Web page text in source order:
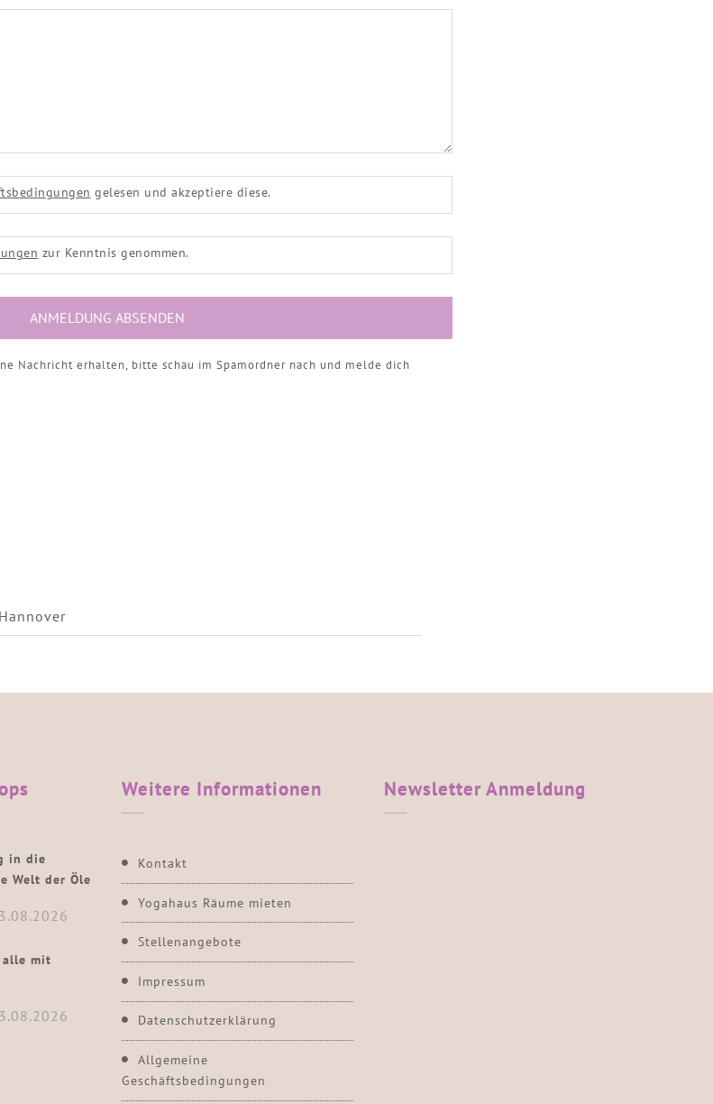
gelesen und akzeptiere diese.
zur Kenntnis genommen.
Nachricht erhalten, bitte schau im Spamordner nach und melde dich
in die
Welt der Öle
alle mit
Weitere Informationen
Kontakt
Yogahaus Räume mieten
Stellenangebote
Impressum
Datenschutzerklärung
Allgemeine
Geschäftsbedingungen
NewsletterAnmeldung